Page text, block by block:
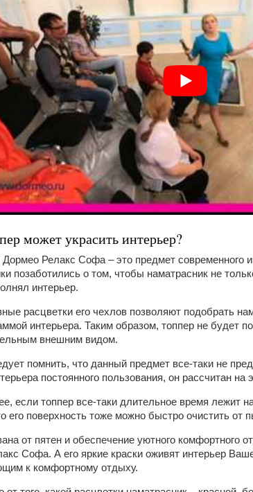
может украсить интерьер?
Релакс Софа – это предмет современного
позаботились о том, чтобы наматрасник не
интерьер.
расцветки его чехлов позволяют подобрать
интерьера. Таким образом, топпер не будет
внешним видом.
помнить, что данный предмет все-таки не
постоянного пользования, он рассчитан
если топпер все-таки длительное время лежит
его поверхность тоже можно быстро очистить
от пятен и обеспечение уютного комфортного
Софа. А его яркие краски оживят интерьер
к комфортному отдыху.